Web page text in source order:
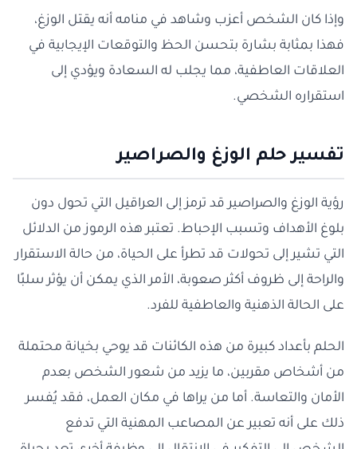
وإذا كان الشخص أعزب وشاهد في منامه أنه يقتل الوزغ،
فهذا بمثابة بشارة بتحسن الحظ والتوقعات الإيجابية في
العلاقات العاطفية، مما يجلب له السعادة ويؤدي إلى
استقراره الشخصي.
تفسير حلم الوزغ والصراصير
رؤية الوزغ والصراصير قد ترمز إلى العراقيل التي تحول دون
بلوغ الأهداف وتسبب الإحباط. تعتبر هذه الرموز من الدلائل
التي تشير إلى تحولات قد تطرأ على الحياة، من حالة الاستقرار
والراحة إلى ظروف أكثر صعوبة، الأمر الذي يمكن أن يؤثر سلبًا
على الحالة الذهنية والعاطفية للفرد.
الحلم بأعداد كبيرة من هذه الكائنات قد يوحي بخيانة محتملة
من أشخاص مقربين، ما يزيد من شعور الشخص بعدم
الأمان والتعاسة. أما من يراها في مكان العمل، فقد يُفسر
ذلك على أنه تعبير عن المصاعب المهنية التي تدفع